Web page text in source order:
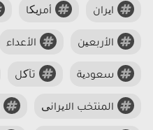
ایران أمریکا
الأربعین الأعداء
سعودیة تآکل
المنتخب الایرانی